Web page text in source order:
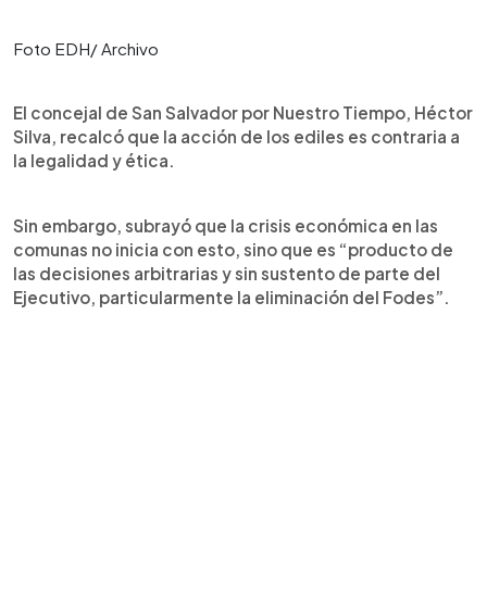
Foto EDH/ Archivo
El concejal de San Salvador por Nuestro Tiempo, Héctor
Silva, recalcó que la acción de los ediles es contraria a
la legalidad y ética.
Sin embargo, subrayó que la crisis económica en las
comunas no inicia con esto, sino que es “producto de
las decisiones arbitrarias y sin sustento de parte del
Ejecutivo, particularmente la eliminación del Fodes”.